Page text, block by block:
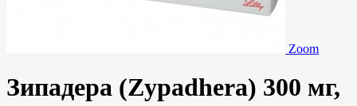
Zoom
Зипадера (Zypadhera) 300 мг,